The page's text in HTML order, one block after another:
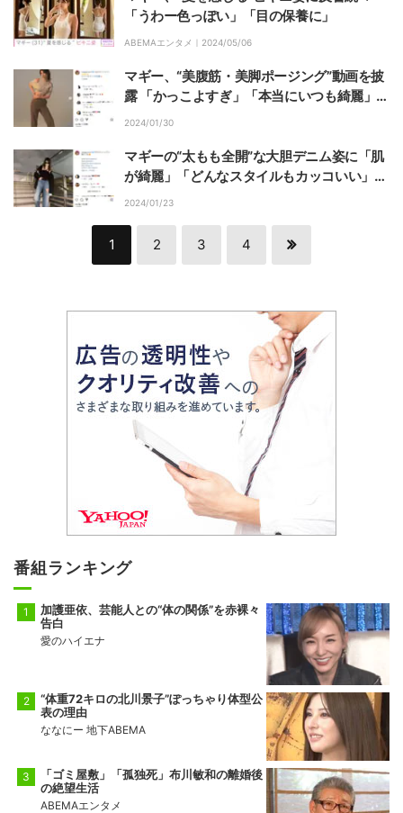
「うわー色っぽい」「目の保養に」
ABEMAエンタメ｜ 2024/05/06
マギー、“美腹筋・美脚ポージング”動画を披
露 「かっこよすぎ」「本当にいつも綺麗」と
称賛の声
2024/01/30
マギーの“太もも全開”な大胆デニム姿に「肌
が綺麗」「どんなスタイルもカッコいい」の
声
2024/01/23
1 2 3 4
番組ランキング
加護亜依、芸能人との“体の関係”を赤裸々
告白
愛のハイエナ
“体重72キロの北川景子”ぽっちゃり体型公
表の理由
ななにー 地下ABEMA
「ゴミ屋敷」「孤独死」布川敏和の離婚後
の絶望生活
ABEMAエンタメ